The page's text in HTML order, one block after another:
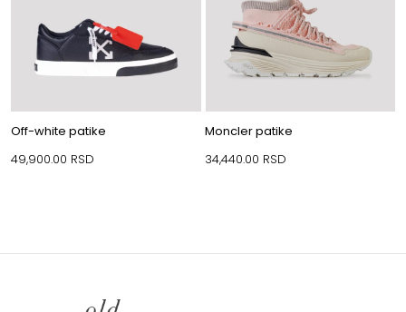
Off-white patike
49,900.00 RSD
Moncler patike
34,440.00 RSD